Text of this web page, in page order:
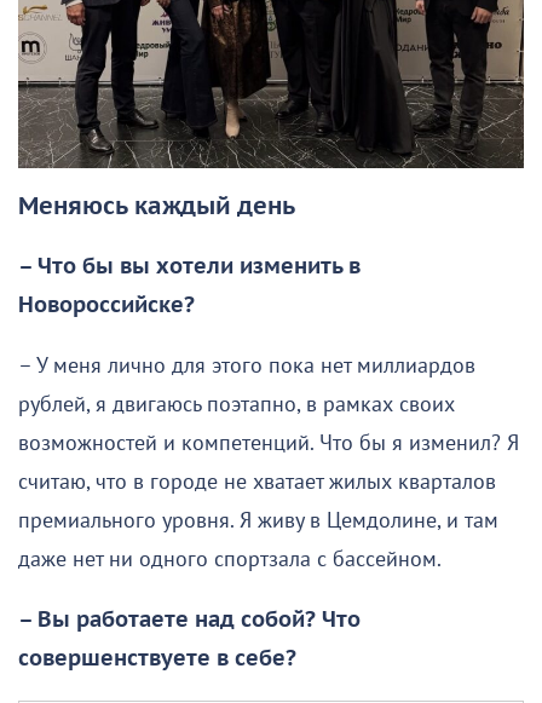
Меняюсь каждый день
– Что бы вы хотели изменить в
Новороссийске?
– У меня лично для этого пока нет миллиардов
рублей, я двигаюсь поэтапно, в рамках своих
возможностей и компетенций. Что бы я изменил? Я
считаю, что в городе не хватает жилых кварталов
премиального уровня. Я живу в Цемдолине, и там
даже нет ни одного спортзала с бассейном.
– Вы работаете над собой? Что
совершенствуете в себе?